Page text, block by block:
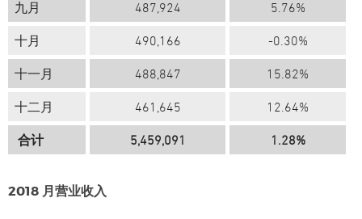
九月 487,924 5.76%
十月 490,166 -0.30%
十一月 488,847 15.82%
十二月 461,645 12.64%
合计 5,459,091 1.28%
2018月营业收入